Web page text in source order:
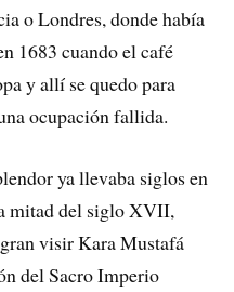
o Londres, donde había
1683 cuando el café
y allí se quedo para
ocupación fallida.
ya llevaba siglos en
mitad del siglo XVII,
visir Kara Mustafá
del Sacro Imperio